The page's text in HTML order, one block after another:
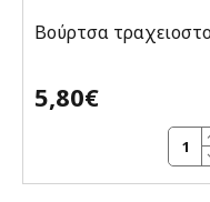
Βούρτσα
5,80€